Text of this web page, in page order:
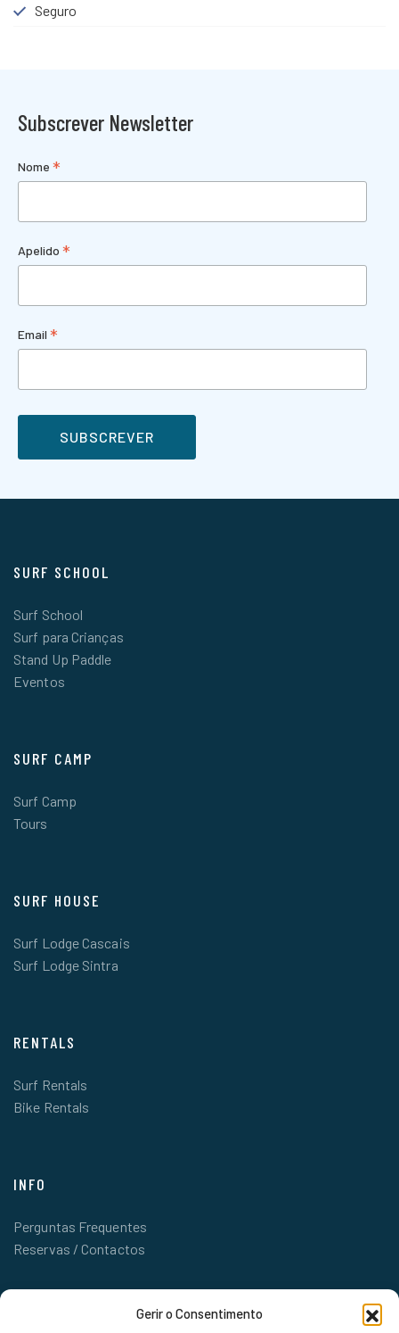
Gerir o Consentimento
Seguro
Subscrever Newsletter
Nome *
Apelido *
Email *
SURF SCHOOL
Surf School
Surf para Crianças
Stand Up Paddle
Eventos
SURF CAMP
Surf Camp
Tours
SURF HOUSE
Surf Lodge Cascais
Surf Lodge Sintra
RENTALS
Surf Rentals
Bike Rentals
INFO
Perguntas Frequentes
Reservas / Contactos